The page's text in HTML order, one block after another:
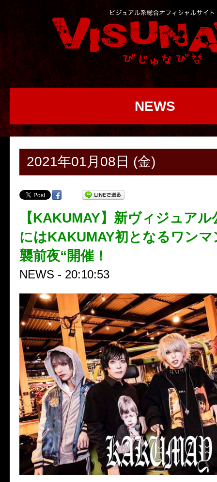
NEWS
2021年01月08日 (金)
【KAKUMAY】新ヴィジュア
にはKAKUMAY初となるワンマ
襲前夜“開催！
NEWS - 20:10:53